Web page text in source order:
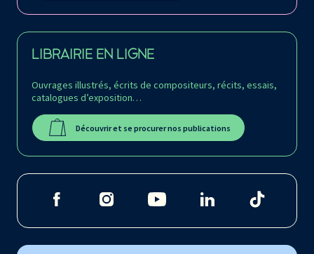
LIBRAIRIE EN LIGNE
Ouvrages illustrés, écrits de compositeurs, récits, essais,
catalogues d’exposition…
Découvrir et se procurer nos publications